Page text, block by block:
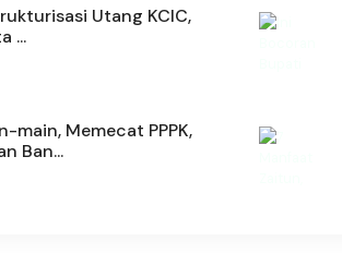
Utang KCIC,
...
main, Memecat PPPK,
Ban...